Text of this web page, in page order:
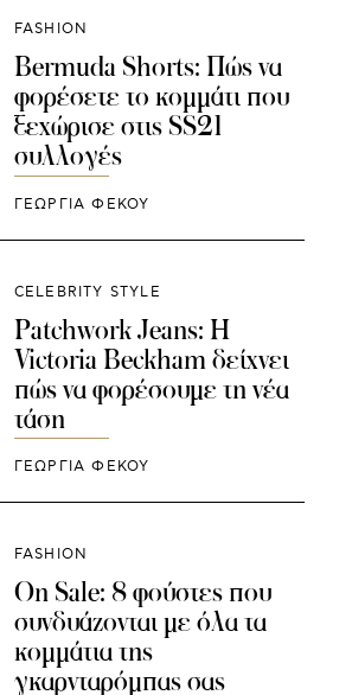
FASHION
Bermuda Shorts: Πώς να
φορέσετε το κομμάτι που
ξεχώρισε στις SS21
συλλογές
ΓΕΩΡΓΙΑ ΦΕΚΟΥ
CELEBRITY STYLE
Patchwork Jeans: H
Victoria Beckham δείχνει
πώς να φορέσουμε τη νέα
τάση
ΓΕΩΡΓΙΑ ΦΕΚΟΥ
FASHION
On Sale: 8 φούστες που
συνδυάζονται με όλα τα
κομμάτια της
γκαρνταρόμπας σας